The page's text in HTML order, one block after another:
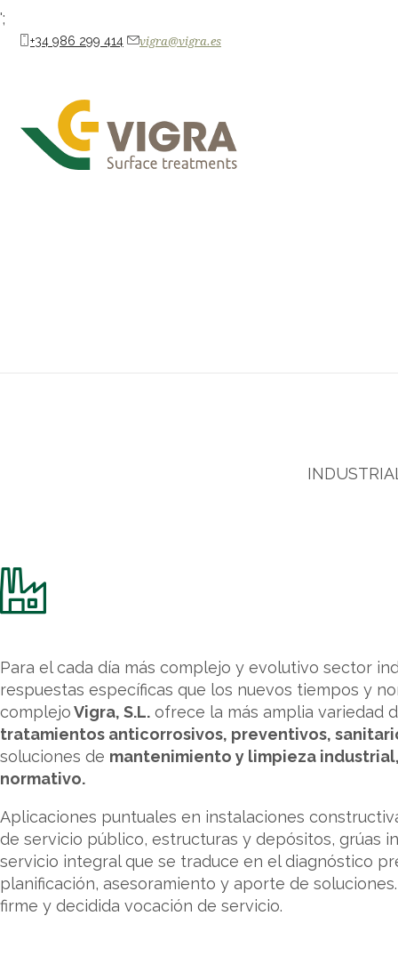
';
+34 986 299 414 vigra@vigra.es
Para el cada día más complejo y evolutivo sector
respuestas específicas que los nuevos tiempos y
complejoVigra, S.L. ofrece la más amplia variedad
tratamientos anticorrosivos, preventivos,
soluciones de mantenimiento y limpieza
normativo.
Aplicaciones puntuales en instalaciones
de servicio público, estructuras y depósitos, grúas
servicio integral que se traduce en el diagnóstico
planificación, asesoramiento y aporte de
firme y decidida vocación de servicio.